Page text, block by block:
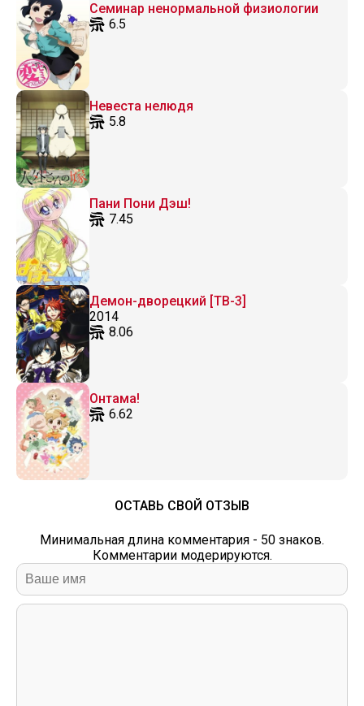
Семинар ненормальной физиологии
6.5
Невеста нелюдя
5.8
Пани Пони Дэш!
7.45
Демон-дворецкий [ТВ-3]
2014
8.06
Онтама!
6.62
ОСТАВЬ СВОЙ ОТЗЫВ
Минимальная длина комментария - 50 знаков.
Комментарии модерируются.